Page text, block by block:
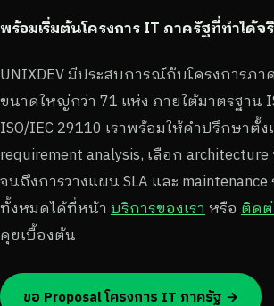
พร้อมเริ่มต้นโครงการ IT ภาครัฐที่ทำได้จ
UNIXDEV มีประสบการณ์กับโครงการภา
ขนาดใหญ่กว่า 71 แห่ง ภายใต้มาตรฐาน
ISO/IEC 29110 เราพร้อมให้คำปรึกษาตั้
requirement analysis, เลือก architecture
จนถึงการวางแผน SLA และ maintenance
ทั้งหมดได้ที่หน้า บริการของเรา หรือ ติด
คุยเบื้องต้น
ขอ Proposal โครงการ IT ภาครัฐ →